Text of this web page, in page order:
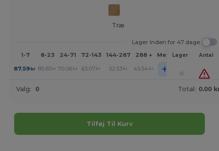
Træ
Lager Inden for 47 dage
1-7
8-23 24-71 72-143 144-287 288 + MereLager Antal
87.59kr 80.61 kr 70.06 kr 63.07 kr 52.53 kr 45.54 kr + 0
Valg: 0 Total: 0.00
Tilføj Til Kurv